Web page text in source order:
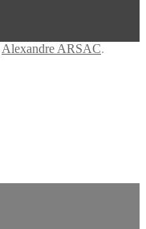
Alexandre ARSAC.